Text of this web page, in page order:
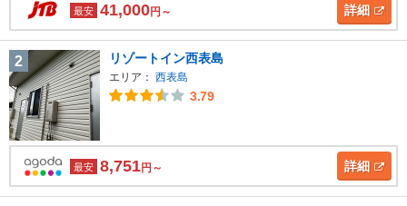
最安 41,000円～ 詳細
2 リゾートイン西表島
エリア： 西表島
3.79
最安 8,751円～ 詳細